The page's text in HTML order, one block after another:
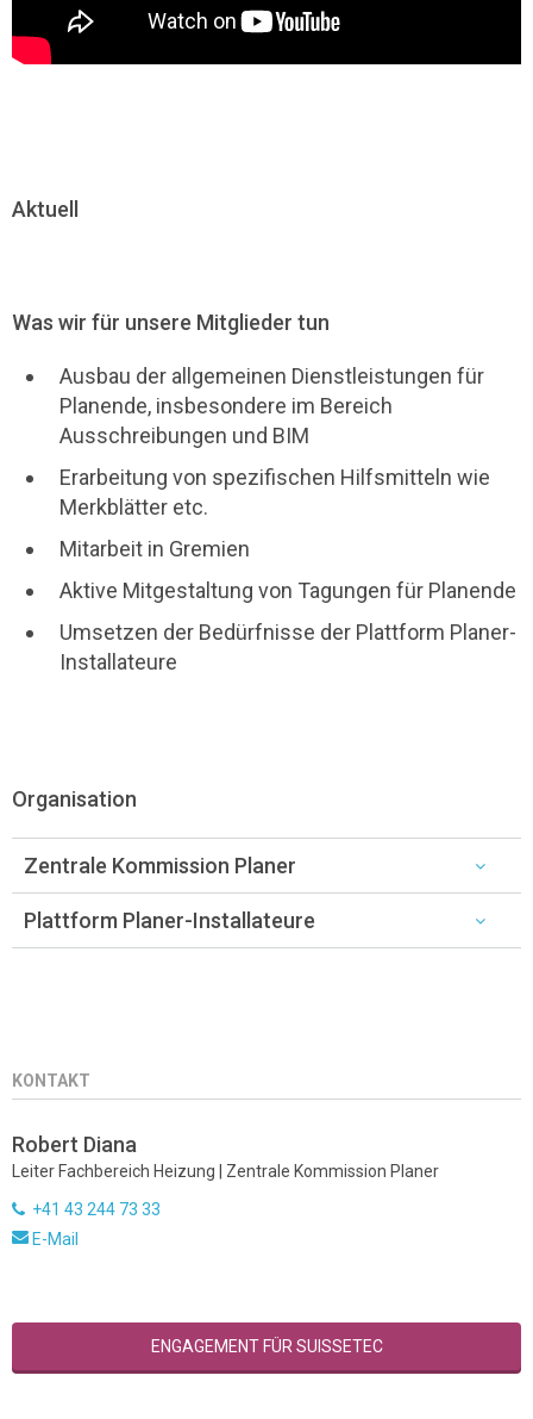
Aktuell
Was wir für unsere Mitglieder tun
Ausbau der allgemeinen Dienstleistungen für
Planende, insbesondere im Bereich
Ausschreibungen und BIM
Erarbeitung von spezifischen Hilfsmitteln wie
Merkblätter etc.
Mitarbeit in Gremien
Aktive Mitgestaltung von Tagungen für Planende
Umsetzen der Bedürfnisse der Plattform Planer-
Installateure
Organisation
Zentrale Kommission Planer
Plattform Planer-Installateure
KONTAKT
Robert Diana
Leiter Fachbereich Heizung | Zentrale Kommission Planer
+41 43 244 73 33
E-Mail
ENGAGEMENT FÜR SUISSETEC